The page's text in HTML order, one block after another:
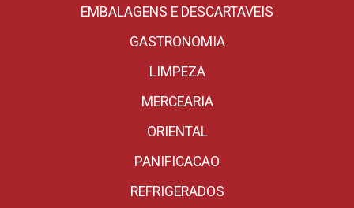
EMBALAGENS E DESCARTAVEIS
GASTRONOMIA
LIMPEZA
MERCEARIA
ORIENTAL
PANIFICACAO
REFRIGERADOS